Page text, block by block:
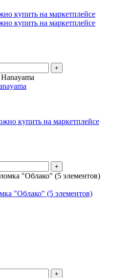
+
+
"Облако" (5 элементов)
+